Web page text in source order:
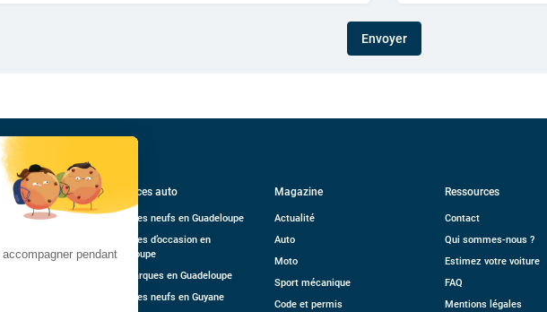
Envoyer
Annonces auto
Véhicules neufs en Guadeloupe
Véhicules d’occasion en
Guadeloupe
Nos marques en Guadeloupe
Véhicules neufs en Guyane
Magazine
Actualité
Auto
Moto
Sport mécanique
Code et permis
Ressources
Contact
Qui sommes-nous ?
Estimez votre voiture
FAQ
Mentions légales